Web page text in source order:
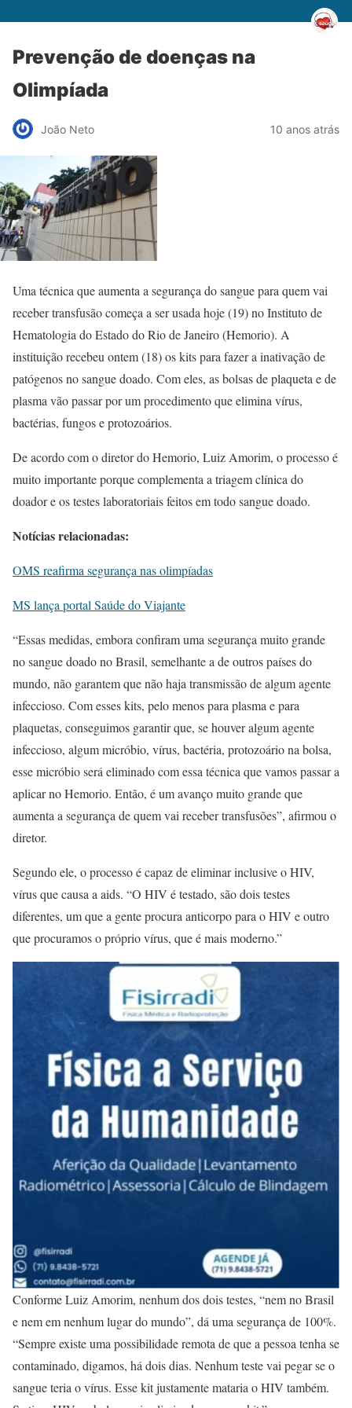
Prevenção de doenças na
Olimpíada
João Neto 10 anos atrás
Uma técnica que aumenta a segurança do sangue para quem vai
receber transfusão começa a ser usada hoje (19) no Instituto de
Hematologia do Estado do Rio de Janeiro (Hemorio). A
instituição recebeu ontem (18) os kits para fazer a inativação de
patógenos no sangue doado. Com eles, as bolsas de plaqueta e de
plasma vão passar por um procedimento que elimina vírus,
bactérias, fungos e protozoários.
De acordo com o diretor do Hemorio, Luiz Amorim, o processo é
muito importante porque complementa a triagem clínica do
doador e os testes laboratoriais feitos em todo sangue doado.
Notícias relacionadas:
OMS reafirma segurança nas olimpíadas
MS lança portal Saúde do Viajante
“Essas medidas, embora confiram uma segurança muito grande
no sangue doado no Brasil, semelhante a de outros países do
mundo, não garantem que não haja transmissão de algum agente
infeccioso. Com esses kits, pelo menos para plasma e para
plaquetas, conseguimos garantir que, se houver algum agente
infeccioso, algum micróbio, vírus, bactéria, protozoário na bolsa,
esse micróbio será eliminado com essa técnica que vamos passar a
aplicar no Hemorio. Então, é um avanço muito grande que
aumenta a segurança de quem vai receber transfusões”, afirmou o
diretor.
Segundo ele, o processo é capaz de eliminar inclusive o HIV,
vírus que causa a aids. “O HIV é testado, são dois testes
diferentes, um que a gente procura anticorpo para o HIV e outro
que procuramos o próprio vírus, que é mais moderno.”
Conforme Luiz Amorim, nenhum dos dois testes, “nem no Brasil
e nem em nenhum lugar do mundo”, dá uma segurança de 100%.
“Sempre existe uma possibilidade remota de que a pessoa tenha se
contaminado, digamos, há dois dias. Nenhum teste vai pegar se o
sangue teria o vírus. Esse kit justamente mataria o HIV também.